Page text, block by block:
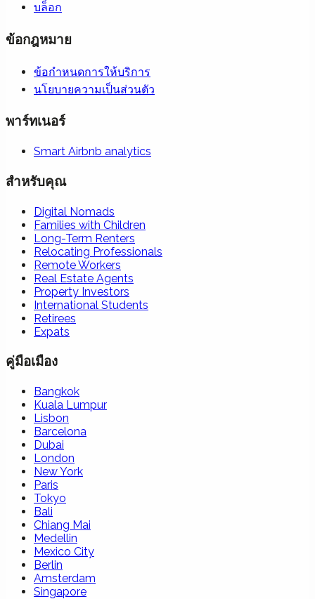
บล็อก
ข้อกฎหมาย
ข้อกำหนดการให้บริการ
นโยบายความเป็นส่วนตัว
พาร์ทเนอร์
Smart Airbnb analytics
สำหรับคุณ
Digital Nomads
Families with Children
Long-Term Renters
Relocating Professionals
Remote Workers
Real Estate Agents
Property Investors
International Students
Retirees
Expats
คู่มือเมือง
Bangkok
Kuala Lumpur
Lisbon
Barcelona
Dubai
London
New York
Paris
Tokyo
Bali
Chiang Mai
Medellin
Mexico City
Berlin
Amsterdam
Singapore